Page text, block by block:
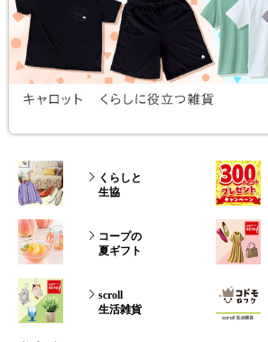
くらしと
生協
コープの
夏ギフト
scroll
生活雑貨